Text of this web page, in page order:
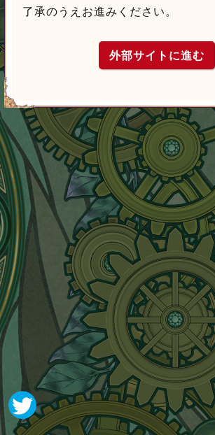
了承のうえお進みください。
外部サイトに進む